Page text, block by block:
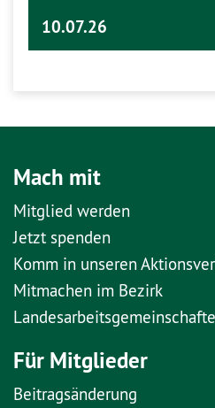
10.07.26
Mach mit
Mitglied werden
Jetzt spenden
Komm in unseren
Mitmachen im Bezirk
Für Mitglieder
Beitragsänderung